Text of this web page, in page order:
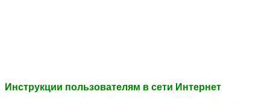
Инструкции пользователям в сети Интернет